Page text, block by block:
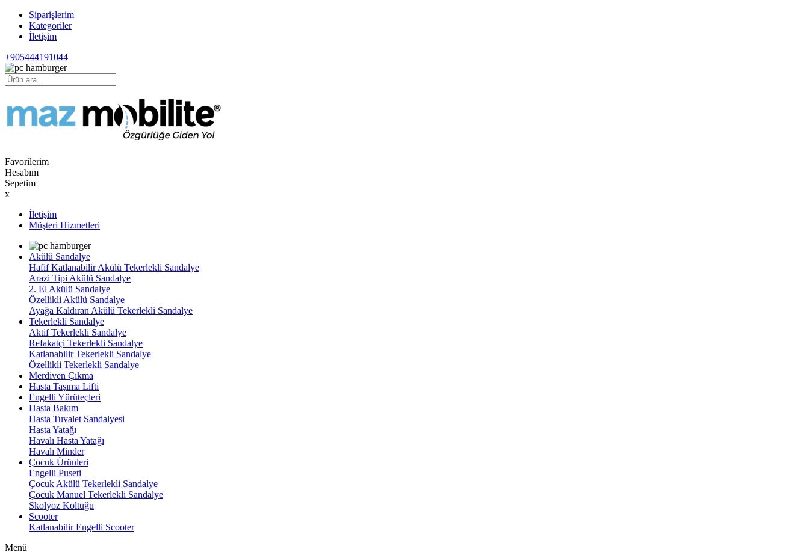
Siparişlerim
Kategoriler
İletişim
+905444191044
Favorilerim
Hesabım
Sepetim
x
İletişim
Müşteri Hizmetleri
Akülü Sandalye
Hafif Katlanabilir Akülü Tekerlekli Sandalye
Arazi Tipi Akülü Sandalye
2. El Akülü Sandalye
Özellikli Akülü Sandalye
Ayağa Kaldıran Akülü Tekerlekli Sandalye
Tekerlekli Sandalye
Aktif Tekerlekli Sandalye
Refakatçi Tekerlekli Sandalye
Katlanabilir Tekerlekli Sandalye
Özellikli Tekerlekli Sandalye
Merdiven Çıkma
Hasta Taşıma Lifti
Engelli Yürüteçleri
Hasta Bakım
Hasta Tuvalet Sandalyesi
Hasta Yatağı
Havalı Hasta Yatağı
Havalı Minder
Çocuk Ürünleri
Engelli Puseti
Çocuk Akülü Tekerlekli Sandalye
Çocuk Manuel Tekerlekli Sandalye
Skolyoz Koltuğu
Scooter
Katlanabilir Engelli Scooter
Menü